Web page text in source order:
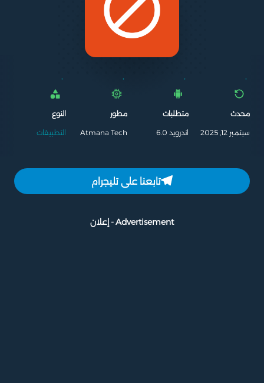
محدث
سبتمبر 12, 2025
متطلبات
اندرويد 6.0
مطور
Atmana Tech
النوع
التطبيقات
تابعنا على تليجرام
Advertisement - إعلان